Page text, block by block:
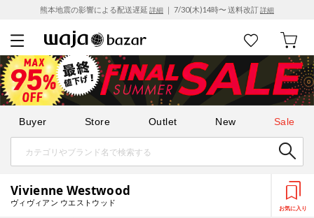
熊本地震の影響による配送遅延 詳細 ｜ 7/30(木)14時〜 送料改訂詳細
Buyer Store Outlet New Sale
Vivienne Westwood
ヴィヴィアン ウエストウッド
お気に入り